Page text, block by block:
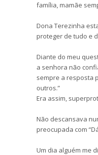
família, mamãe
Dona Terezinha
proteger de tudo e
Diante do meu
a senhora não
sempre a resposta
outros.”
Era assim,
Não descansava
preocupada com
Um dia alguém me